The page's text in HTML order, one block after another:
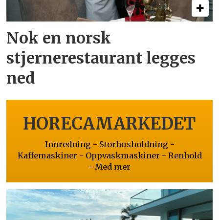
Nok en norsk
stjernerestaurant legges
ned
HORECAMARKEDET
Innredning - Storhusholdning -
Kaffemaskiner - Oppvaskmaskiner - Renhold
- Med mer